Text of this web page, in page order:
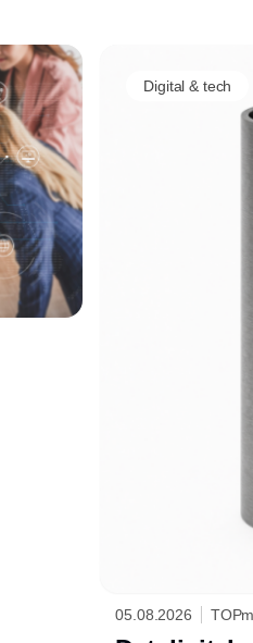
Digital & tech
05.08.2026